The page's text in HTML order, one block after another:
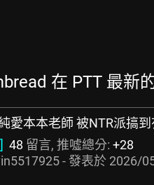
在 PTT 最新
愛本本老師 被NTR派搞
48 留言, 推噓總分: +28
- 發表於 2026/